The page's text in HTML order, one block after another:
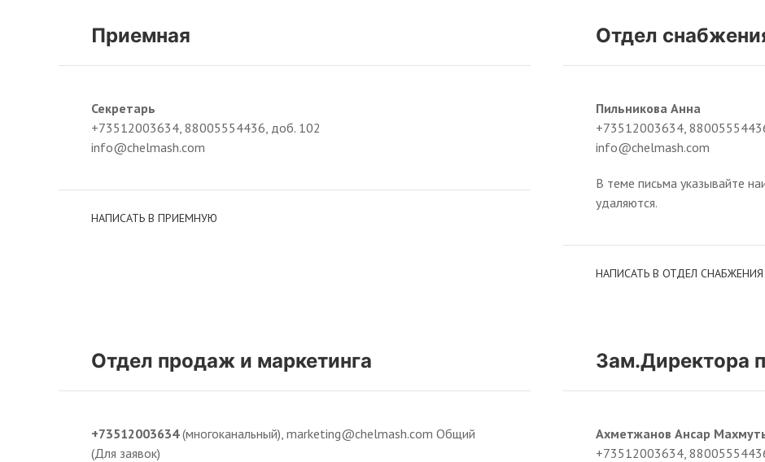
Приемная
Секретарь
+73512003634, 88005554436, доб. 102
info@chelmash.com
НАПИСАТЬ В ПРИЕМНУЮ
Отдел
Пильникова Анна
+73512003634,
info@chelmash.com
В теме письма указывайте
удаляются.
НАПИСАТЬ В ОТДЕЛ СНАБЖЕНИЯ
Отдел продаж и маркетинга
+73512003634(многоканальный), marketing@chelmash.com Общий
(Для заявок)
Зам.Директора
Ахметжанов Ансар
+73512003634,